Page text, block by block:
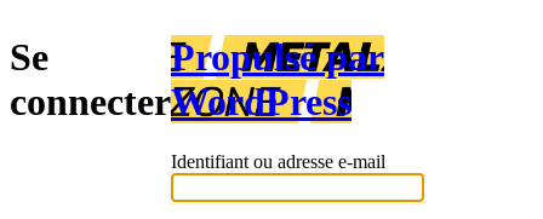
Se
connecter
Propulsé par
WordPress
Identifiant ou adresse e-mail